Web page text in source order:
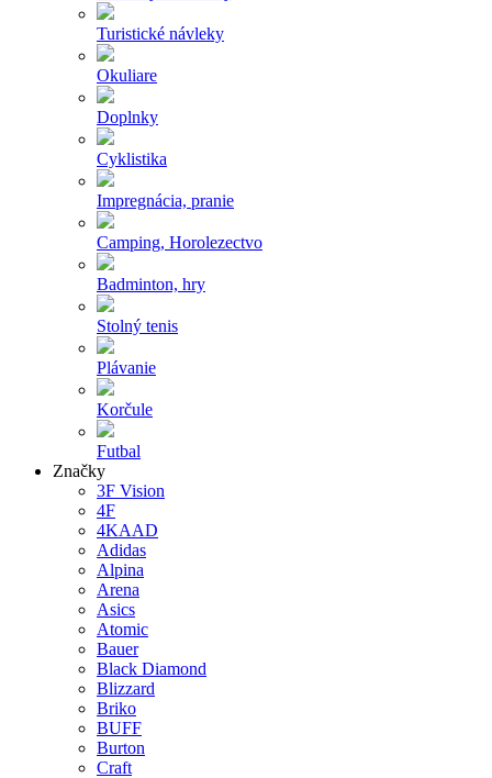
Turistické návleky
Okuliare
Doplnky
Cyklistika
Impregnácia, pranie
Camping, Horolezectvo
Badminton, hry
Stolný tenis
Plávanie
Korčule
Futbal
Značky
3F Vision
4F
4KAAD
Adidas
Alpina
Arena
Asics
Atomic
Bauer
Black Diamond
Blizzard
Briko
BUFF
Burton
Craft